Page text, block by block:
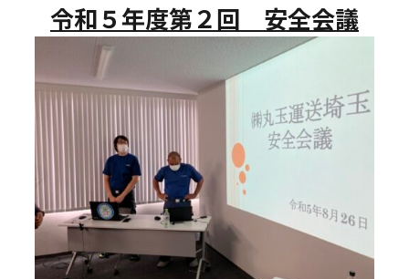
令和５年度第２回 安全会議